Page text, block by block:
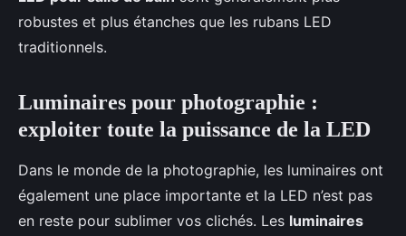
robustes et plus étanches que les rubans LED
traditionnels.
Luminaires pour photographie :
exploiter toute la puissance de la LED
Dans le monde de la photographie, les luminaires ont
également une place importante et la LED n’est pas
en reste pour sublimer vos clichés. Les luminaires